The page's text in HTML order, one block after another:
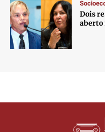
Dois
aberto